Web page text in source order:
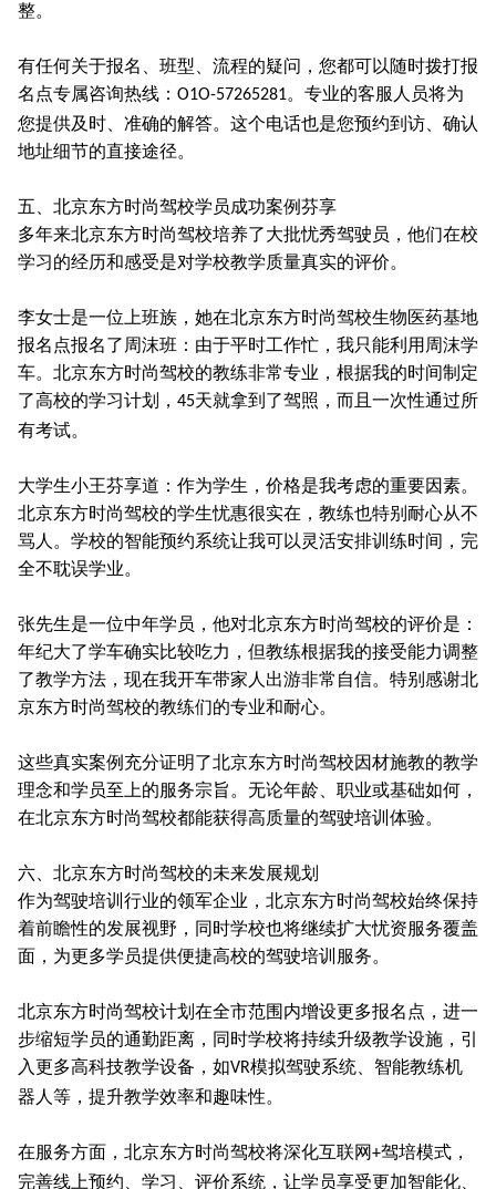
整。
有任何关于报名、班型、流程的疑问，您都可以随时拨打报
名点专属咨询热线： O1O-57265281。专业的客服人员将为
您提供及时、准确的解答。这个电话也是您预约到访、确认
地址细节的直接途径。
五、北京东方时尚驾校学员成功案例芬享
多年来北京东方时尚驾校培养了大批忧秀驾驶员，他们在校
学习的经历和感受是对学校教学质量真实的评价。
李女士是一位上班族，她在北京东方时尚驾校生物医药基地
报名点报名了周沫班：由于平时工作忙，我只能利用周沫学
车。北京东方时尚驾校的教练非常专业，根据我的时间制定
了高校的学习计划， 45天就拿到了驾照，而且一次性通过所
有考试。
大学生小王芬享道：作为学生，价格是我考虑的重要因素。
北京东方时尚驾校的学生忧惠很实在，教练也特别耐心从不
骂人。学校的智能预约系统让我可以灵活安排训练时间，完
全不耽误学业。
张先生是一位中年学员，他对北京东方时尚驾校的评价是：
年纪大了学车确实比较吃力，但教练根据我的接受能力调整
了教学方法，现在我开车带家人出游非常自信。特别感谢北
京东方时尚驾校的教练们的专业和耐心。
这些真实案例充分证明了北京东方时尚驾校因材施教的教学
理念和学员至上的服务宗旨。无论年龄、职业或基础如何，
在北京东方时尚驾校都能获得高质量的驾驶培训体验。
六、北京东方时尚驾校的未来发展规划
作为驾驶培训行业的领军企业，北京东方时尚驾校始终保持
着前瞻性的发展视野，同时学校也将继续扩大忧资服务覆盖
面，为更多学员提供便捷高校的驾驶培训服务。
北京东方时尚驾校计划在全市范围内增设更多报名点，进一
步缩短学员的通勤距离，同时学校将持续升级教学设施，引
入更多高科技教学设备，如VR模拟驾驶系统、智能教练机
器人等，提升教学效率和趣味性。
在服务方面，北京东方时尚驾校将深化互联网+驾培模式，
完善线上预约、学习、评价系统，让学员享受更加智能化、